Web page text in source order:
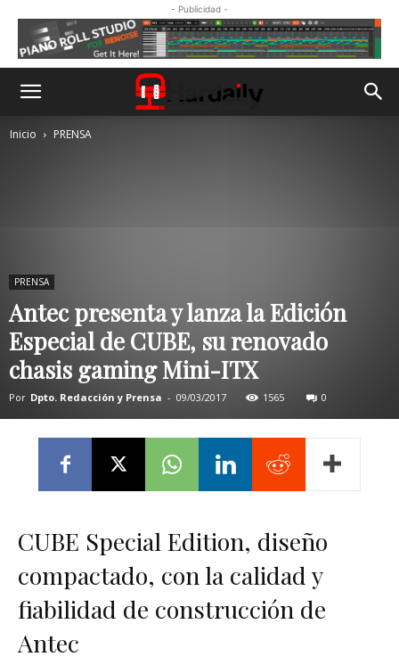
- Publicidad -
Inicio PRENSA
PRENSA
Antec presenta y lanza la Edición
Especial de CUBE, su renovado
chasis gaming Mini-ITX
Por Dpto. Redacción y Prensa - 09/03/2017 1565 0
CUBE Special Edition, diseño
compactado, con la calidad y
fiabilidad de construcción de
Antec